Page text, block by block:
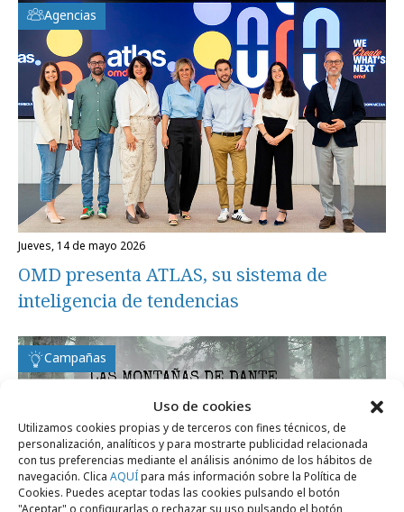
Uso de cookies
Utilizamos cookies propias y de terceros con fines técnicos, de
personalización, analíticos y para mostrarte publicidad relacionada
con tus preferencias mediante el análisis anónimo de los hábitos de
navegación. Clica AQUÍpara más información sobre la Política de
Cookies. Puedes aceptar todas las cookies pulsando el botón
"Aceptar" o configurarlas o rechazar su uso pulsando el botón
Agencias
jueves, 14 de mayo 2026
OMD presenta ATLAS, su sistema de
inteligencia de tendencias
Campañas